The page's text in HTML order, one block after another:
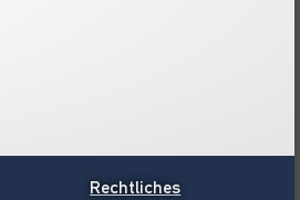
Rechtliches